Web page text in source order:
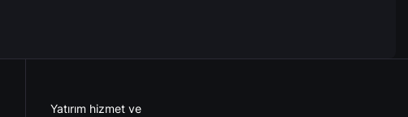
Yatırım hizmet ve